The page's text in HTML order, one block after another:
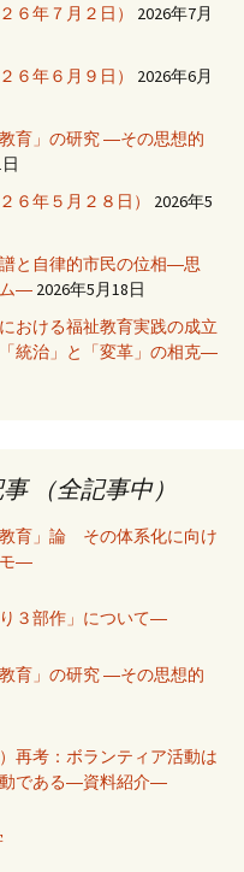
６年７月２日）
2026年7月
６年６月９日）
2026年6月
育」の研究 ―その思想的
６年５月２８日）
2026年5
と自律的市民の位相―思
ム― 2026年5月18日
おける福祉教育実践の成立
統治」と「変革」の相克―
（全記事中）
育」論 その体系化に向け
モ―
３部作」について―
育」の研究 ―その思想的
再考：ボランティア活動は
動である―資料紹介―